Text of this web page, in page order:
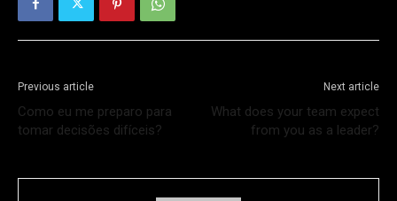
Previous article
Como eu me preparo para
tomar decisões difíceis?
Next article
What does your team expect
from you as a leader?